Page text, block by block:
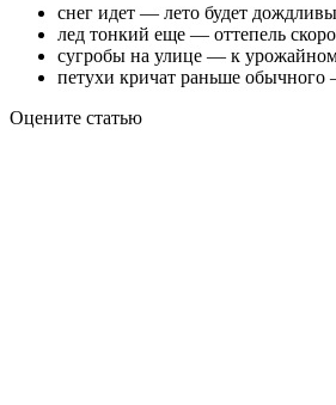
снег идет — лето будет
лед тонкий еще — оттепель скоро
сугробы на улице — к
петухи кричат раньше
Оцените статью